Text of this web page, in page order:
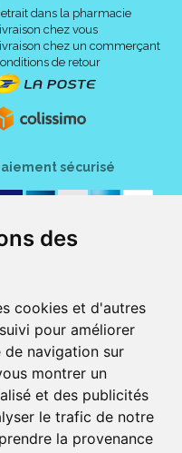
des
cookies et d'autres
pour améliorer
navigation sur
montrer un
et des publicités
le trafic de notre
la provenance
dans la pharmacie
chez vous
chez un commerçant
de retour
sécurisé
française certifiée ISO
de la pharmacie du centre
au prix les plus bas possible
médical. 1700 en médicaments sans
les service suivants :
sur la France (Andorre, Monaco et
Colissimo et ses partenaires à l'
disponible pour vos smartphones et
sur l' AppStore (pour iPhone, iPad